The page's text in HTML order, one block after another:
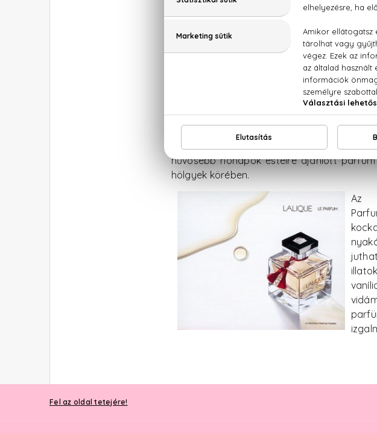
gyümölcse
titokzatos
fűszeresen
A különleges, Fekete Tinta névre keresztelt
megtestesülése. Egyszerű formatervezés,
egyszerű összetevők, a parfüm mégis
sugároz. AzEncre Noirfás parfümjét
jelentette meg, összetevőinek listáján
cédrus, a vetiver, a kasmírfa és a
hűvösebb hónapok estéire ajánlott
hölgyek körében.
Az
Fel az oldal tetejére!